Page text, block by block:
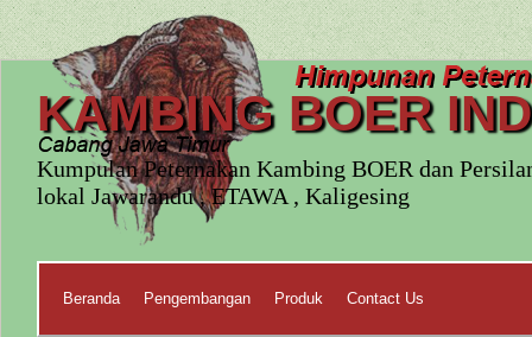
KAMBING BOER
Kumpulan Peternakan Kambing BOER dan
lokal Jawarandu , ETAWA , Kaligesing
Beranda Pengembangan Produk Contact Us